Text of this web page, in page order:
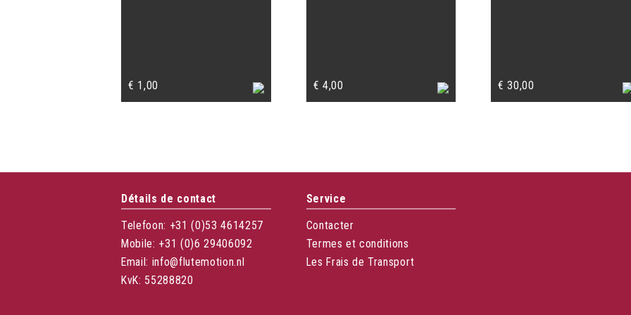
€ 1,00 € 4,00 € 30,00
Détails de contact
Telefoon: +31 (0)53 4614257
Mobile: +31 (0)6 29406092
Email: info@flutemotion.nl
KvK: 55288820
Service
Contacter
Termes et conditions
Les Frais de Transport